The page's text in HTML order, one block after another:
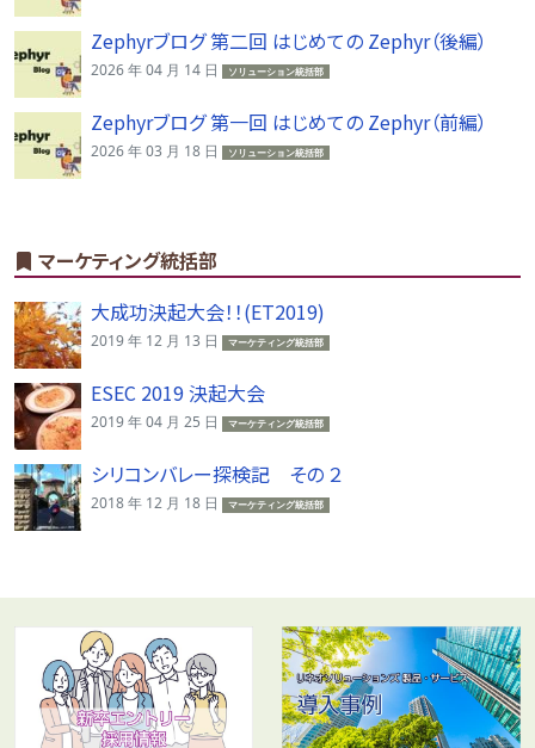
Zephyrブログ 第二回 はじめての Zephyr（後編）
2026 年 04 月 14 日 ソリューション統括部
Zephyrブログ 第一回 はじめての Zephyr（前編）
2026 年 03 月 18 日 ソリューション統括部
マーケティング統括部
大成功決起大会！！(ET2019)
2019 年 12 月 13 日 マーケティング統括部
ESEC 2019 決起大会
2019 年 04 月 25 日 マーケティング統括部
シリコンバレー探検記 その ２
2018 年 12 月 18 日 マーケティング統括部